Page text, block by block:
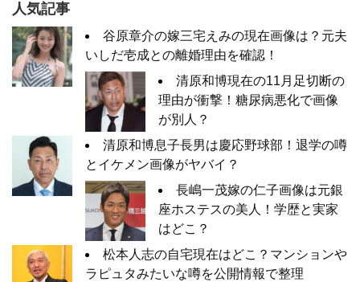
人気記事
谷原章介の嫁三宅えみの現在画像は？元夫
いしだ壱成との離婚理由を確認！
清原和博現在の11月足切断の
理由が衝撃！糖尿病悪化で画像
が別人？
清原和博息子長男は慶応野球部！退学の噂
とイケメン画像がヤバイ？
長嶋一茂嫁の仁子画像は元銀
座ホステスの美人！学歴と実家
はどこ？
松本人志の自宅現在はどこ？マンションや
ラピュタみたいな噂を公開情報で整理